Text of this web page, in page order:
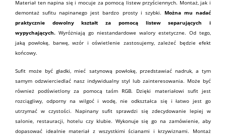
Materiał ten napina się i mocuje za pomocą listew przyściennych. Montaż, jak i
demontaż sufitu napinanego jest bardzo prosty i szybki. Można mu nadać
praktycznie dowolny kształt za pomocą listew separujących i
wypychających. Wyróżniają go niestandardowe walory estetyczne. Od tego,
jaką powłokę, barwę, wzór i oświetlenie zastosujemy, zależeć będzie efekt
końcowy.
Sufit może być gładki, mieć satynową powłokę, przedstawiać nadruk, a tym
samym odzwierciedlać nasz indywidualny styl lub zainteresowania. Może być
również podświetlony za pomocą taśm RGB. Dzięki materiałowi sufit jest
rozciągliwy, odporny na wilgoć i wodę, nie odkształca się i łatwo jest go
utrzymać w czystości. Napinany sufit sprawdzi się zdecydowanie lepiej w
salonie, restauracji , hotelu czy klubie. Wykonuje się go na zamówienie, aby
dopasować idealnie materiał z wszystkimi ścianami i krzywiznami. Montaż